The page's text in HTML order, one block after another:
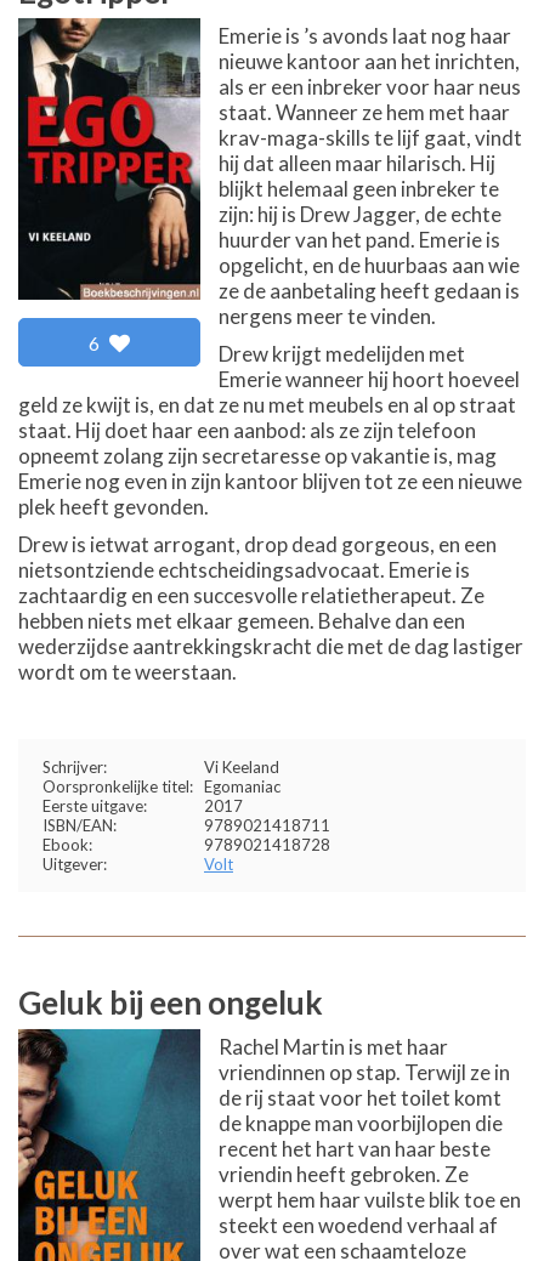
6
Emerie is ’s avonds laat nog haar
nieuwe kantoor aan het inrichten,
als er een inbreker voor haar neus
staat. Wanneer ze hem met haar
krav-maga-skills te lijf gaat, vindt
hij dat alleen maar hilarisch. Hij
blijkt helemaal geen inbreker te
zijn: hij is Drew Jagger, de echte
huurder van het pand. Emerie is
opgelicht, en de huurbaas aan wie
ze de aanbetaling heeft gedaan is
nergens meer te vinden.
Drew krijgt medelijden met
Emerie wanneer hij hoort hoeveel
geld ze kwijt is, en dat ze nu met meubels en al op straat
staat. Hij doet haar een aanbod: als ze zijn telefoon
opneemt zolang zijn secretaresse op vakantie is, mag
Emerie nog even in zijn kantoor blijven tot ze een nieuwe
plek heeft gevonden.
Drew is ietwat arrogant, drop dead gorgeous, en een
nietsontziende echtscheidingsadvocaat. Emerie is
zachtaardig en een succesvolle relatietherapeut. Ze
hebben niets met elkaar gemeen. Behalve dan een
wederzijdse aantrekkingskracht die met de dag lastiger
wordt om te weerstaan.
Schrijver:
Vi Keeland
Oorspronkelijke titel: Egomaniac
Eerste uitgave:
2017
ISBN/EAN:
9789021418711
Ebook:
9789021418728
Uitgever:
Volt
Geluk bij een ongeluk
Rachel Martin is met haar
vriendinnen op stap. Terwijl ze in
de rij staat voor het toilet komt
de knappe man voorbijlopen die
recent het hart van haar beste
vriendin heeft gebroken. Ze
werpt hem haar vuilste blik toe en
steekt een woedend verhaal af
over wat een schaamteloze